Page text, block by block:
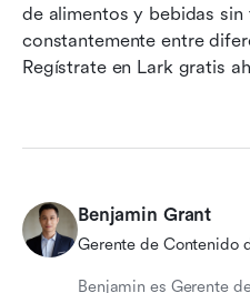
de alimentos y bebidas sin
constantemente entre
Regístrate en Lark gratis
Benjamin Grant
Gerente de Contenido
Benjamin es Gerente